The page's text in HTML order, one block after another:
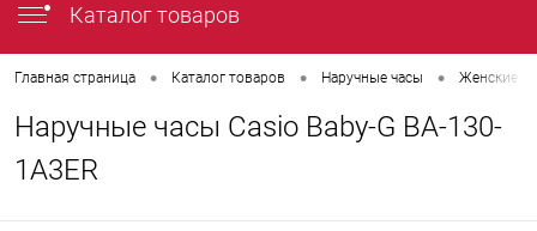
Каталог товаров
Главная страница • Каталог товаров • Наручные часы • Женские
Наручные часы Casio Baby-G BA-130-
1A3ER